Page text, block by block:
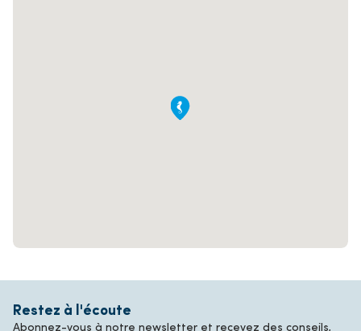
Restez à l'écoute
Abonnez-vous à notre newsletter et recevez des conseils,